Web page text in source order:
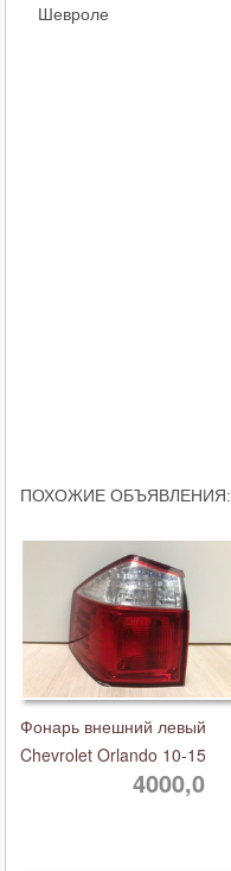
Шевроле
ПОХОЖИЕ ОБЪЯВЛЕНИЯ:
Фонарь внешний левый
Chevrolet Orlando 10-15
4000,0